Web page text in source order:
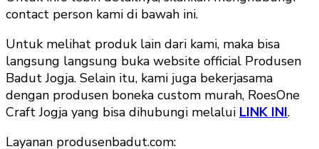
contact person kami di bawah ini.
Untuk melihat produk lain dari kami, maka bisa
langsung langsung buka website official Produsen
Badut Jogja. Selain itu, kami juga bekerjasama
dengan produsen boneka custom murah, RoesOne
Craft Jogja yang bisa dihubungi melalui LINK INI.
Layanan produsenbadut.com: